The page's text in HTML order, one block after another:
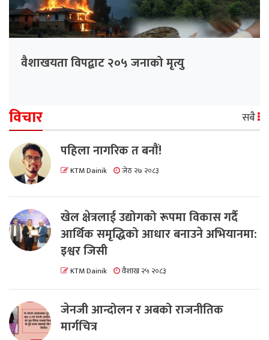
वैशाखयता विपद्बाट २०५ जनाको मृत्यु
विचार सबै
पहिला नागरिक त बनाैं!
KTM Dainik जेठ २७ २०८३
खेल क्षेत्रलाई उद्योगको रूपमा विकास गर्दै
आर्थिक समृद्धिको आधार बनाउने अभियानमा:
इश्वर जिसी
KTM Dainik वैशाख २५ २०८३
जेनजी आन्दोलन र अबको राजनीतिक
मार्गचित्र